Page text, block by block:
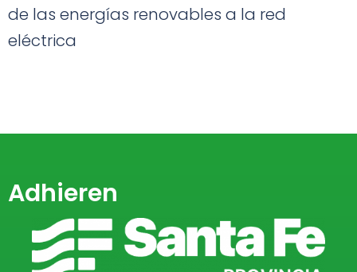
de las energías renovables a la red
eléctrica
Adhieren